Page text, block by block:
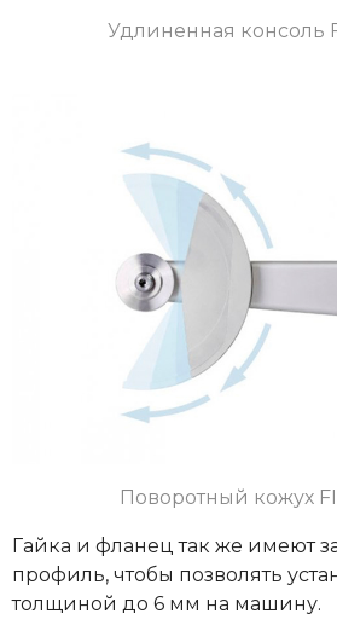
Удлиненная консоль
Поворотный кожух
Гайка и фланец так же имеют
профиль, чтобы позволять
толщиной до 6 мм на машину.